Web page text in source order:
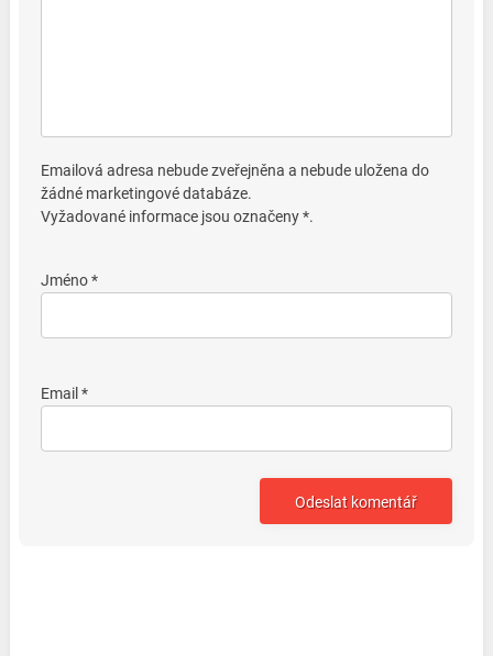
Emailová adresa nebude zveřejněna a nebude uložena do
žádné marketingové databáze.
Vyžadované informace jsou označeny *.
Jméno *
Email *